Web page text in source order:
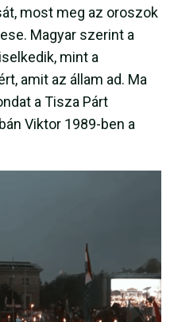
most meg az oroszok
Magyar szerint a
mint a
amit az állam ad. Ma
a Tisza Párt
Viktor 1989-ben a